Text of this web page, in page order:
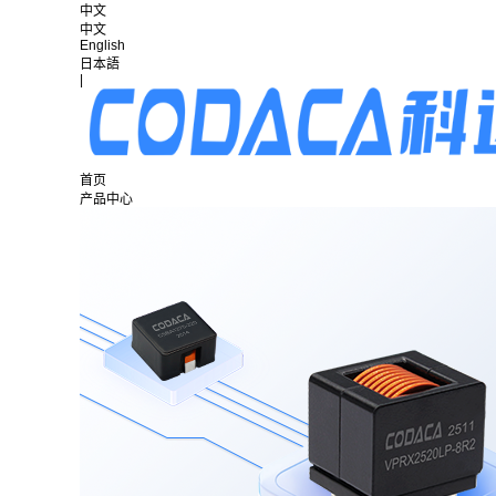
中文
中文
English
日本語
首页
产品中心